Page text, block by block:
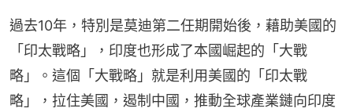
過去10年，特別是莫迪第二任期開始後，藉助美國的
「印太戰略」，印度也形成了本國崛起的「大戰
略」。這個「大戰略」就是利用美國的「印太戰
略」，拉住美國，遏制中國，推動全球產業鏈向印度